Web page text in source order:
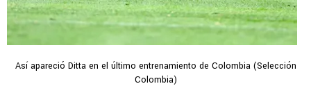
Así apareció Ditta en el último entrenamiento de Colombia (Selección
Colombia)